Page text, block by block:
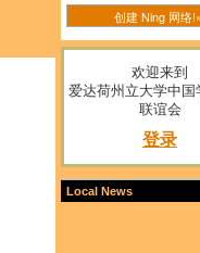
创建 Ning 网络!»
欢迎来到
爱达荷州立大学中国
联谊会
登录
Local News